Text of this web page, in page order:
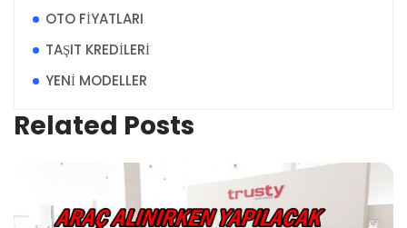
OTO FİYATLARI
TAŞIT KREDİLERİ
YENİ MODELLER
Related Posts